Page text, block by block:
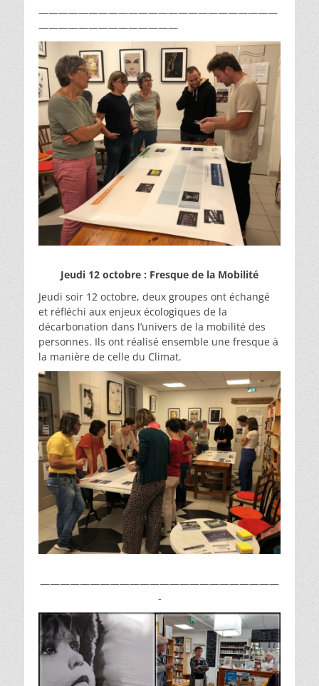
————————————————————————
——————————————
Jeudi 12 octobre : Fresque de la Mobilité
Jeudi soir 12 octobre, deux groupes ont échangé
et réfléchi aux enjeux écologiques de la
décarbonation dans l’univers de la mobilité des
personnes. Ils ont réalisé ensemble une fresque à
la manière de celle du Climat.
————————————————————————
-